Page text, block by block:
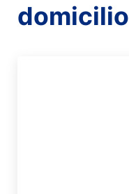
domicilio